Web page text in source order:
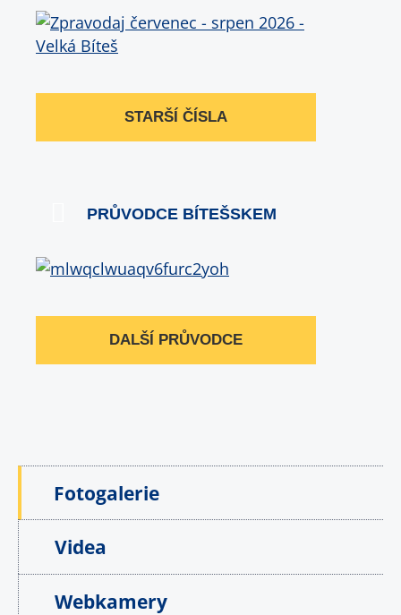
STARŠÍ ČÍSLA
PRŮVODCE BÍTEŠSKEM
DALŠÍ PRŮVODCE
Fotogalerie
Videa
Webkamery